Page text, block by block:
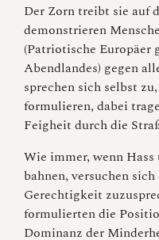
Der Zorn treibt sie auf
demonstrieren
(Patriotische Europäer
Abendlandes) gegen
sprechen sich selbst
formulieren, dabei
Feigheit durch die
Wie immer, wenn
bahnen, versuchen
Gerechtigkeit
formulierten die
Dominanz der